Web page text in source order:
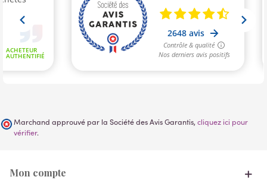
Marchand approuvé par la Société des Avis Garantis, cliquez ici pour
vérifier.
Mon compte